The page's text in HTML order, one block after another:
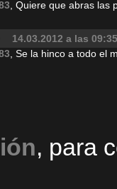
, Quiere que abras
14.03.2012 a las 09:35
, Se la hinco a todo el
, para